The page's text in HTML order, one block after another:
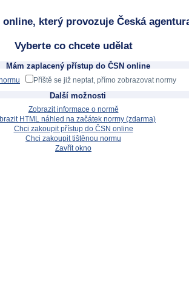
který provozuje Česká
Vyberte co chcete udělat
Mám zaplacený přístup do ČSN online
Příště se již neptat, přímo zobrazovat normy
Další možnosti
Zobrazit informace o normě
HTML náhled na začátek normy (zdarma)
Chci zakoupit přístup do ČSN online
Chci zakoupit tištěnou normu
Zavřít okno